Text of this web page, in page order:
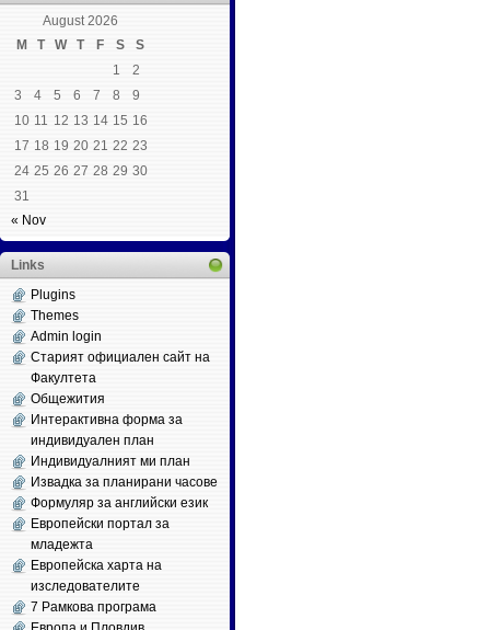
August 2026
M
T W T F S
S
1
2
3
4 5 6 7 8
9
10 11 12 13 14 15 16
17 18 19 20 21 22 23
24 25 26 27 28 29 30
31
« Nov
Links
Plugins
Themes
Admin login
Старият официален сайт на
Факултета
Общежития
Интерактивна форма за
индивидуален план
Индивидуалният ми план
Извадка за планирани часове
Формуляр за английски език
Европейски портал за
младежта
Европейска харта на
изследователите
7 Рамкова програма